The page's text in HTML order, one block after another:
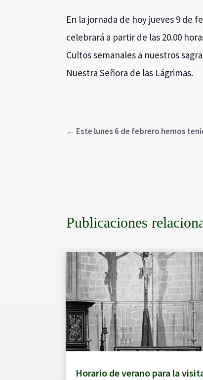
En la jornada de hoy jueves 9 de
celebrará a partir de las 20.00
Cultos semanales a nuestros
Nuestra Señora de las Lágrimas.
← Este lunes 6 de febrero hemos
Publicaciones
Horario de verano para la